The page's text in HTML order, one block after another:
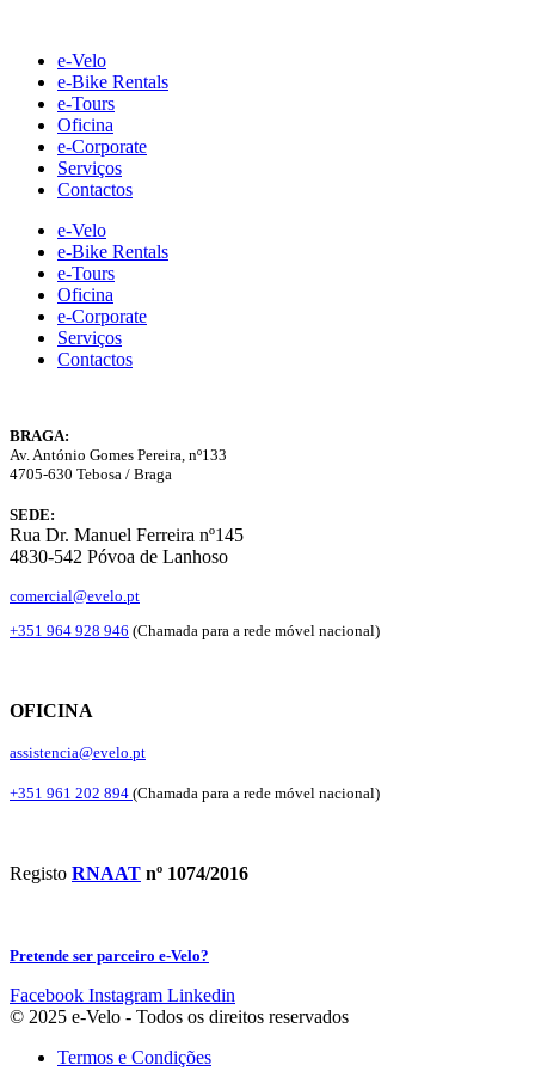
contente-Velo
e-Bike Rentals
e-Tours
Oficina
e-Corporate
Serviços
Contactos
e-Velo
e-Bike Rentals
e-Tours
Oficina
e-Corporate
Serviços
Contactos
BRAGA:
Av. António Gomes Pereira, nº133
4705-630 Tebosa / Braga
SEDE:
Rua Dr. Manuel Ferreira nº145
4830-542 Póvoa de Lanhoso
comercial@evelo.pt
+351 964 928 946 (Chamada para a rede móvel nacional)
OFICINA
assistencia@evelo.pt
+351 961 202 894 (Chamada para a rede móvel nacional)
Registo RNAAT nº 1074/2016
Pretende ser parceiro e-Velo?
Facebook Instagram Linkedin
© 2025 e-Velo - Todos os direitos reservados
Termos e Condições